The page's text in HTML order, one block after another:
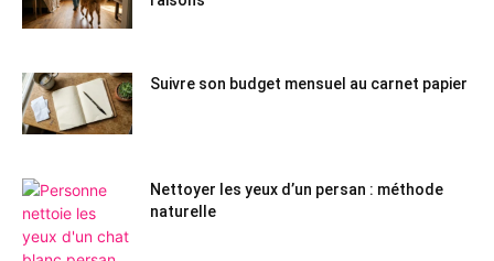
Suivre son budget mensuel au carnet papier
Nettoyer les yeux d’un persan : méthode
naturelle